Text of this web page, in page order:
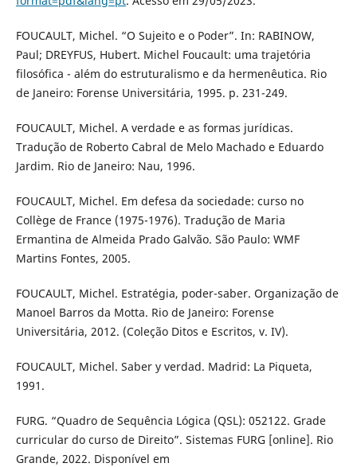
FOUCAULT, Michel. “O Sujeito e o Poder”. In: RABINOW,
Paul; DREYFUS, Hubert. Michel Foucault: uma trajetória
filosófica - além do estruturalismo e da hermenêutica. Rio
de Janeiro: Forense Universitária, 1995. p. 231-249.
FOUCAULT, Michel. A verdade e as formas jurídicas.
Tradução de Roberto Cabral de Melo Machado e Eduardo
Jardim. Rio de Janeiro: Nau, 1996.
FOUCAULT, Michel. Em defesa da sociedade: curso no
Collège de France (1975-1976). Tradução de Maria
Ermantina de Almeida Prado Galvão. São Paulo: WMF
Martins Fontes, 2005.
FOUCAULT, Michel. Estratégia, poder-saber. Organização de
Manoel Barros da Motta. Rio de Janeiro: Forense
Universitária, 2012. (Coleção Ditos e Escritos, v. IV).
FOUCAULT, Michel. Saber y verdad. Madrid: La Piqueta,
1991.
FURG. “Quadro de Sequência Lógica (QSL): 052122. Grade
curricular do curso de Direito”. Sistemas FURG [online]. Rio
Grande, 2022. Disponível em